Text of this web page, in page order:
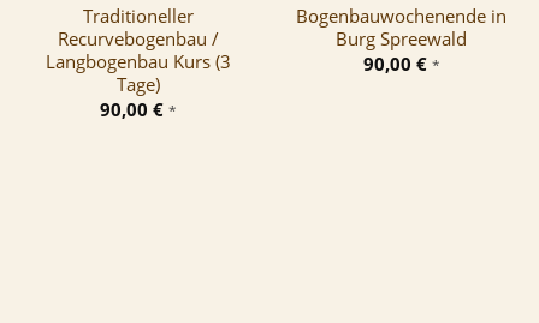
Traditioneller
Recurvebogenbau /
Langbogenbau Kurs (3
Tage)
90,00 € *
Bogenbauwochenende in
Burg Spreewald
90,00 € *